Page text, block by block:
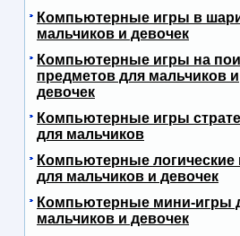
Компьютерные игры в
мальчиков и девочек
Компьютерные игры на
предметов для мальчиков и
девочек
Компьютерные игры
для мальчиков
Компьютерные логические
для мальчиков и девочек
Компьютерные мини-игры
мальчиков и девочек